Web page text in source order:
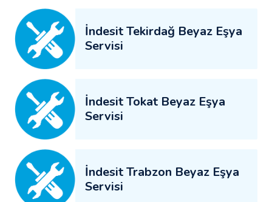
İndesit Tekirdağ Beyaz Eşya
Servisi
İndesit Tokat Beyaz Eşya
Servisi
İndesit Trabzon Beyaz Eşya
Servisi